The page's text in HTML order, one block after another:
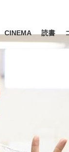
観る将棋、読む将棋
CINEMA 読書